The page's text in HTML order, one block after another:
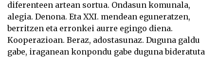
diferenteen artean sortua. Ondasun komunala,
alegia. Denona. Eta XXI. mendean eguneratzen,
berritzen eta erronkei aurre egingo diena.
Kooperazioan. Beraz, adostasunaz. Duguna galdu
gabe, iraganean konpondu gabe duguna bideratuta